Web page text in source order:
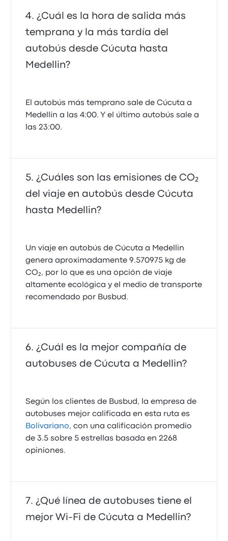
¿Cuál es la hora de salida más
temprana y la más tardía del
autobús desde Cúcuta hasta
Medellin?
El autobús más temprano sale de Cúcuta a
Medellin a las 4:00. Y el último autobús sale a
las 23:00.
¿Cuáles son las emisiones de CO₂
del viaje en autobús desde Cúcuta
hasta Medellin?
Un viaje en autobús de Cúcuta a Medellin
genera aproximadamente 9.570975 kg de
CO₂, por lo que es una opción de viaje
altamente ecológica y el medio de transporte
recomendado por Busbud.
¿Cuál es la mejor compañía de
autobuses de Cúcuta a Medellin?
Según los clientes de Busbud, la empresa de
autobuses mejor calificada en esta ruta es
Bolivariano, con una calificación promedio
de 3.5 sobre 5 estrellas basada en 2268
opiniones.
¿Qué línea de autobuses tiene el
mejor Wi‑Fi de Cúcuta a Medellin?